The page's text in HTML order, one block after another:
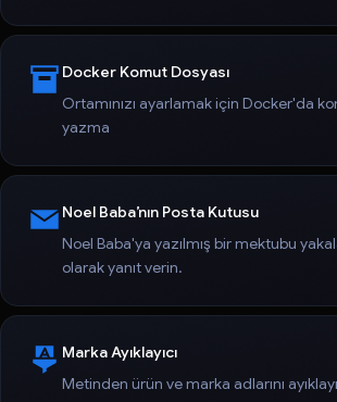
Docker Komut Dosyası
Ortamınızı ayarlamak için Docker'da
yazma
Noel Baba’nın Posta Kutusu
Noel Baba'ya yazılmış bir mektubu
olarak yanıt verin.
Marka Ayıklayıcı
Metinden ürün ve marka adlarını